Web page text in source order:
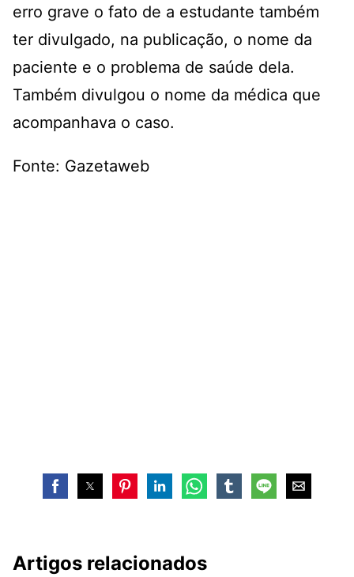
erro grave o fato de a estudante também
ter divulgado, na publicação, o nome da
paciente e o problema de saúde dela.
Também divulgou o nome da médica que
acompanhava o caso.
Fonte: Gazetaweb
Artigos relacionados